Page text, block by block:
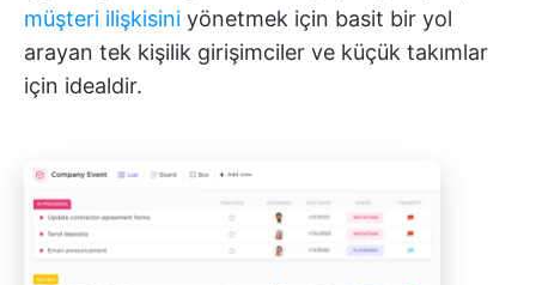
müşteri ilişkisini yönetmek için basit bir yol
arayan tek kişilik girişimciler ve küçük takımlar
için idealdir.